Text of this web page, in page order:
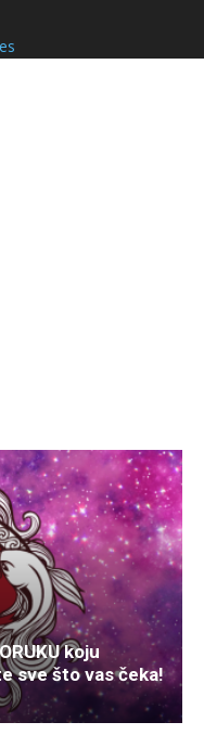
koju
sve što vas čeka!